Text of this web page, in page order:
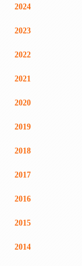
2024
2023
2022
2021
2020
2019
2018
2017
2016
2015
2014